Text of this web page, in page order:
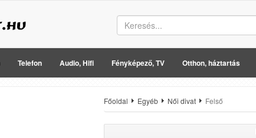
Telefon Audio, Hifi Fényképező, TV Otthon, háztartás
Főoldal Egyéb Női divat Felső